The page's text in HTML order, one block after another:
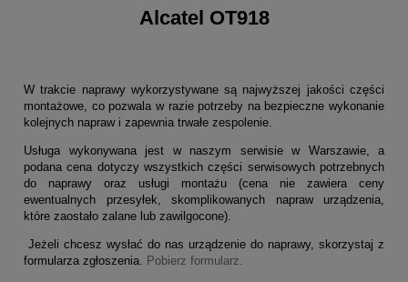
Alcatel OT918
W trakcie naprawy wykorzystywane są najwyższej jakości części
montażowe, co pozwala w razie potrzeby na bezpieczne wykonanie
kolejnych napraw i zapewnia trwałe zespolenie.
Usługa wykonywana jest w naszym serwisie w Warszawie, a
podana cena dotyczy wszystkich części serwisowych potrzebnych
do naprawy oraz usługi montażu (cena nie zawiera ceny
ewentualnych przesyłek, skomplikowanych napraw urządzenia,
które zaostało zalane lub zawilgocone).
Jeżeli chcesz wysłać do nas urządzenie do naprawy, skorzystaj z
formularza zgłoszenia. Pobierz formularz.